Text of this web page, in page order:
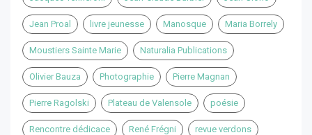
Jean Proal livre jeunesse Manosque Maria Borrely
Moustiers Sainte Marie Naturalia Publications
Olivier Bauza Photographie Pierre Magnan
Pierre Ragolski Plateau de Valensole poésie
Rencontre dédicace René Frégni revue verdons